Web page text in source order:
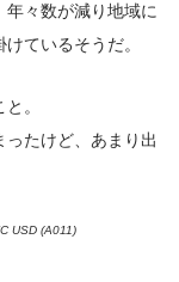
々数が減り地域に
ているそうだ。
。
たけど、あまり出
USD (A011)